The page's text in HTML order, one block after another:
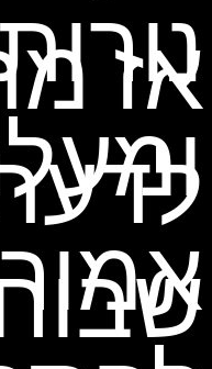
אמור
אז